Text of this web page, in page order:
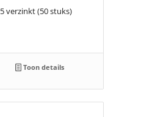
verzinkt (50 stuks)
Toon details